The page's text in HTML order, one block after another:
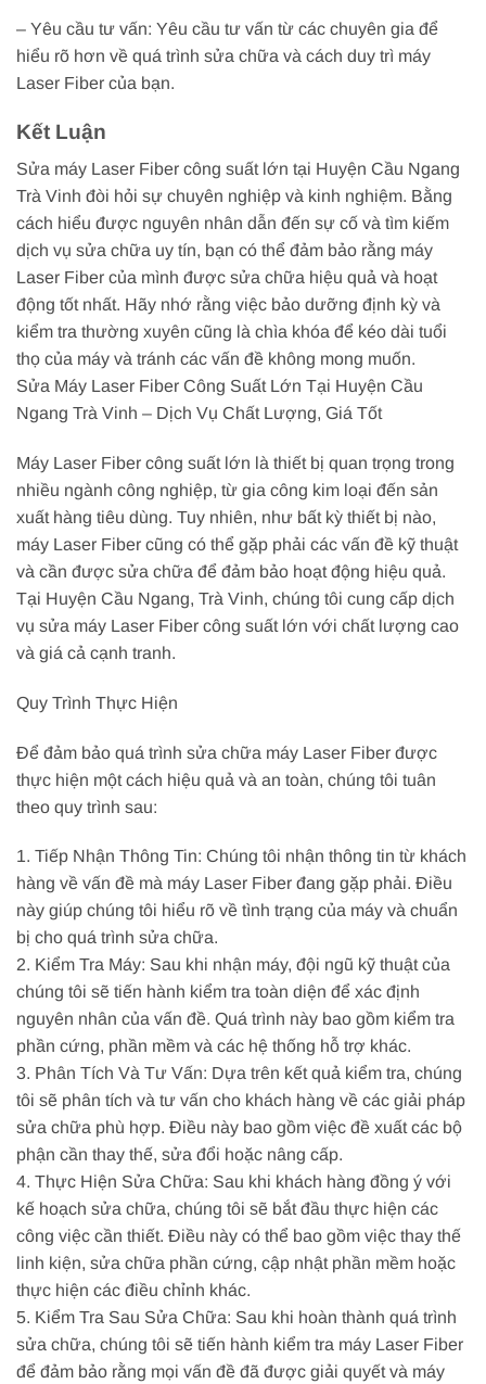
– Yêu cầu tư vấn: Yêu cầu tư vấn từ các chuyên gia để
hiểu rõ hơn về quá trình sửa chữa và cách duy trì máy
Laser Fiber của bạn.
Kết Luận
Sửa máy Laser Fiber công suất lớn tại Huyện Cầu Ngang
Trà Vinh đòi hỏi sự chuyên nghiệp và kinh nghiệm. Bằng
cách hiểu được nguyên nhân dẫn đến sự cố và tìm kiếm
dịch vụ sửa chữa uy tín, bạn có thể đảm bảo rằng máy
Laser Fiber của mình được sửa chữa hiệu quả và hoạt
động tốt nhất. Hãy nhớ rằng việc bảo dưỡng định kỳ và
kiểm tra thường xuyên cũng là chìa khóa để kéo dài tuổi
thọ của máy và tránh các vấn đề không mong muốn.
Sửa Máy Laser Fiber Công Suất Lớn Tại Huyện Cầu
Ngang Trà Vinh – Dịch Vụ Chất Lượng, Giá Tốt
Máy Laser Fiber công suất lớn là thiết bị quan trọng trong
nhiều ngành công nghiệp, từ gia công kim loại đến sản
xuất hàng tiêu dùng. Tuy nhiên, như bất kỳ thiết bị nào,
máy Laser Fiber cũng có thể gặp phải các vấn đề kỹ thuật
và cần được sửa chữa để đảm bảo hoạt động hiệu quả.
Tại Huyện Cầu Ngang, Trà Vinh, chúng tôi cung cấp dịch
vụ sửa máy Laser Fiber công suất lớn với chất lượng cao
và giá cả cạnh tranh.
Quy Trình Thực Hiện
Để đảm bảo quá trình sửa chữa máy Laser Fiber được
thực hiện một cách hiệu quả và an toàn, chúng tôi tuân
theo quy trình sau:
1. Tiếp Nhận Thông Tin: Chúng tôi nhận thông tin từ khách
hàng về vấn đề mà máy Laser Fiber đang gặp phải. Điều
này giúp chúng tôi hiểu rõ về tình trạng của máy và chuẩn
bị cho quá trình sửa chữa.
2. Kiểm Tra Máy: Sau khi nhận máy, đội ngũ kỹ thuật của
chúng tôi sẽ tiến hành kiểm tra toàn diện để xác định
nguyên nhân của vấn đề. Quá trình này bao gồm kiểm tra
phần cứng, phần mềm và các hệ thống hỗ trợ khác.
3. Phân Tích Và Tư Vấn: Dựa trên kết quả kiểm tra, chúng
tôi sẽ phân tích và tư vấn cho khách hàng về các giải pháp
sửa chữa phù hợp. Điều này bao gồm việc đề xuất các bộ
phận cần thay thế, sửa đổi hoặc nâng cấp.
4. Thực Hiện Sửa Chữa: Sau khi khách hàng đồng ý với
kế hoạch sửa chữa, chúng tôi sẽ bắt đầu thực hiện các
công việc cần thiết. Điều này có thể bao gồm việc thay thế
linh kiện, sửa chữa phần cứng, cập nhật phần mềm hoặc
thực hiện các điều chỉnh khác.
5. Kiểm Tra Sau Sửa Chữa: Sau khi hoàn thành quá trình
sửa chữa, chúng tôi sẽ tiến hành kiểm tra máy Laser Fiber
để đảm bảo rằng mọi vấn đề đã được giải quyết và máy